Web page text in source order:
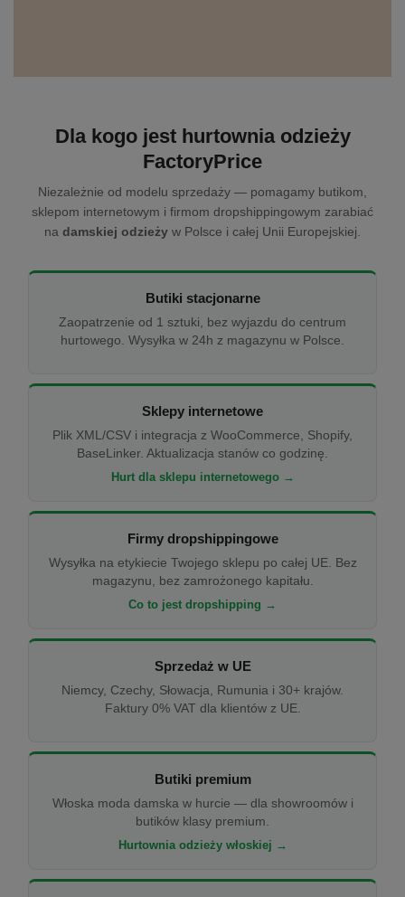
Dla kogo jest hurtownia odzieży
FactoryPrice
Niezależnie od modelu sprzedaży — pomagamy butikom,
sklepom internetowym i firmom dropshippingowym zarabiać
na damskiej odzieży w Polsce i całej Unii Europejskiej.
Butiki stacjonarne
Zaopatrzenie od 1 sztuki, bez wyjazdu do centrum
hurtowego. Wysyłka w 24h z magazynu w Polsce.
Sklepy internetowe
Plik XML/CSV i integracja z WooCommerce, Shopify,
BaseLinker. Aktualizacja stanów co godzinę.
Hurt dla sklepu internetowego →
Firmy dropshippingowe
Wysyłka na etykiecie Twojego sklepu po całej UE. Bez
magazynu, bez zamrożonego kapitału.
Co to jest dropshipping →
Sprzedaż w UE
Niemcy, Czechy, Słowacja, Rumunia i 30+ krajów.
Faktury 0% VAT dla klientów z UE.
Butiki premium
Włoska moda damska w hurcie — dla showroomów i
butików klasy premium.
Hurtownia odzieży włoskiej →